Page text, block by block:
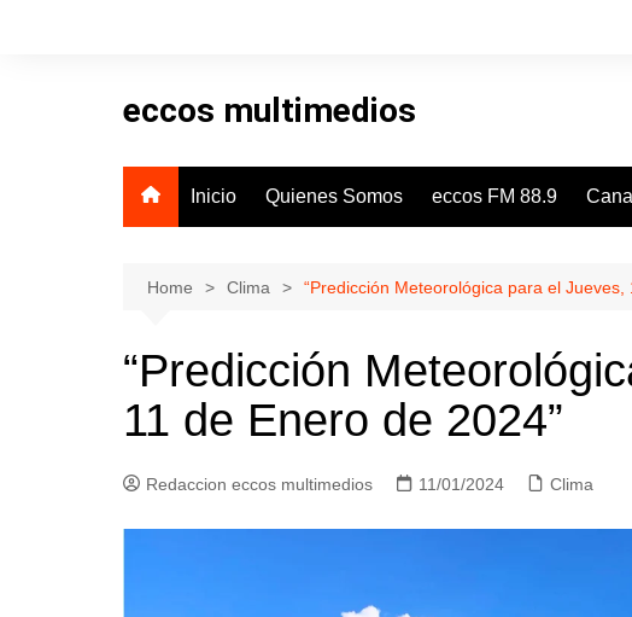
eccos multimedios
Inicio Quienes Somos eccos FM 88.9
Home Clima “Predicción Meteorológica para el Jueves,
“Predicción
11 de Enero de 2024”
Redaccion eccos multimedios 11/01/2024 Clima